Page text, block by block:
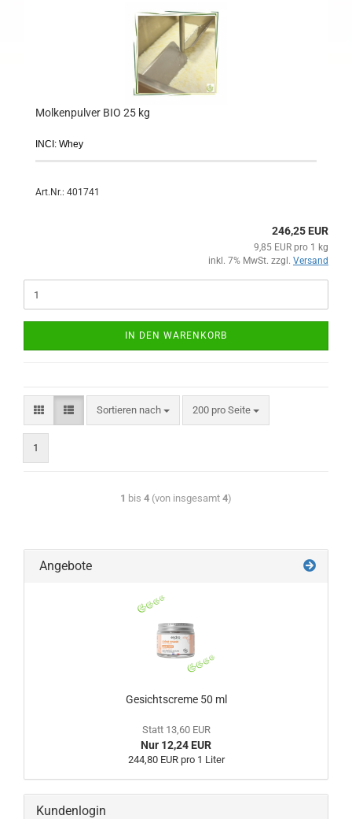
Molkenpulver BIO 25 kg
INCI: Whey
Art.Nr.: 401741
246,25 EUR
9,85 EUR pro 1 kg
inkl. 7% MwSt. zzgl. Versand
IN DEN WARENKORB
Sortieren nach 200 pro Seite
1
1 bis 4 (von insgesamt 4)
Angebote
Gesichtscreme 50 ml
Statt 13,60 EUR
Nur 12,24 EUR
244,80 EUR pro 1 Liter
Kundenlogin